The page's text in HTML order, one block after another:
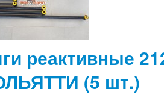
реактивные
(5 шт.)